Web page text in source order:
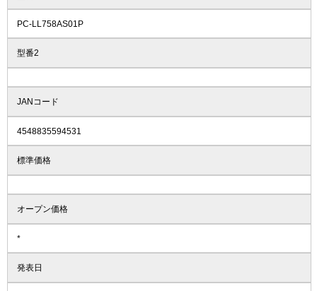
PC-LL758AS01P
型番2
JANコード
4548835594531
標準価格
オープン価格
*
発表日